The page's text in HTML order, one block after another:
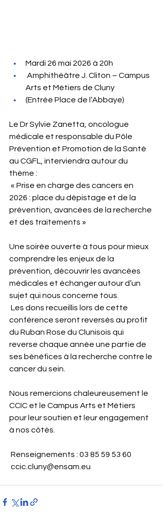
Mardi 26 mai 2026 à 20h
Amphithéâtre J. Cliton – Campus
Arts et Métiers de Cluny
(Entrée Place de l’Abbaye)
Le Dr Sylvie Zanetta, oncologue
médicale et responsable du Pôle
Prévention et Promotion de la Santé
au CGFL, interviendra autour du
thème :
« Prise en charge des cancers en
2026 : place du dépistage et de la
prévention, avancées de la recherche
et des traitements »
Une soirée ouverte à tous pour mieux
comprendre les enjeux de la
prévention, découvrir les avancées
médicales et échanger autour d’un
sujet qui nous concerne tous.
Les dons recueillis lors de cette
conférence seront reversés au profit
du Ruban Rose du Clunisois qui
reverse chaque année une partie de
ses bénéfices à la recherche contre le
cancer du sein.
Nous remercions chaleureusement le
CCIC et le Campus Arts et Métiers
pour leur soutien et leur engagement
à nos côtés.
Renseignements : 03 85 59 53 60
ccic.cluny@ensam.eu